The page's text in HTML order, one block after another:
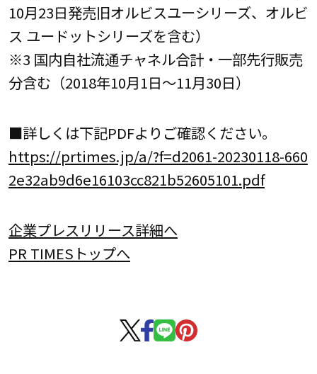
10月23日発売旧オルビスユーシリーズ、オルビ
ス ユードットシリーズを含む）
※3 国内自社流通チャネル合計・一部先行販売
分含む（2018年10月1日～11月30日）
■詳しくは下記PDFよりご確認ください。
https://prtimes.jp/a/?f=d2061-20230118-660
2e32ab9d6e16103cc821b52605101.pdf
企業プレスリリース詳細へ
PR TIMESトップへ